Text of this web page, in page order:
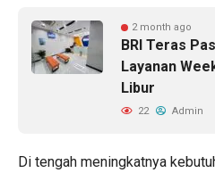
2 month ago
BRI Teras
Layanan
Libur
22 Admin
Di tengah meningkatnya